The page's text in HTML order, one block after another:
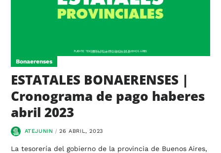
Bonaerenses
ESTATALES BONAERENSES |
Cronograma de pago haberes
abril 2023
ATEJUNIN 26 ABRIL, 2023
La tesorería del gobierno de la provincia de Buenos Aires,